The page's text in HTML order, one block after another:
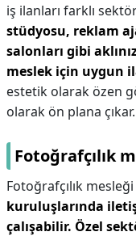
iş ilanları farklı
stüdyosu, reklam
salonları gibi
meslek için uygun
estetik olarak özen
olarak ön plana çıkar.
Fotoğrafçılık
Fotoğrafçılık
kuruluşlarında
çalışabilir. Özel